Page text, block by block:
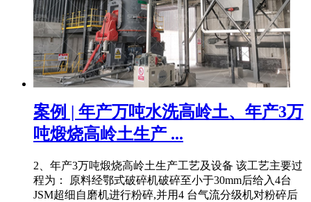
案例 | 年产万吨水洗高岭土、年产3万
吨煅烧高岭土生产 ...
2、年产3万吨煅烧高岭土生产工艺及设备 该工艺主要过
程为： 原料经鄂式破碎机破碎至小于30mm后给入4台
JSM超细自磨机进行粉碎,并用4 台气流分级机对粉碎后